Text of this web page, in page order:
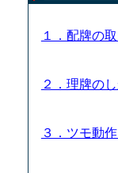
１．配牌の
２．理牌の
３．ツモ動